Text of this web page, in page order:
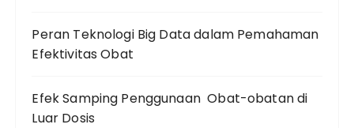
Peran Teknologi Big Data dalam Pemahaman
Efektivitas Obat
Efek Samping Penggunaan Obat-obatan di
Luar Dosis